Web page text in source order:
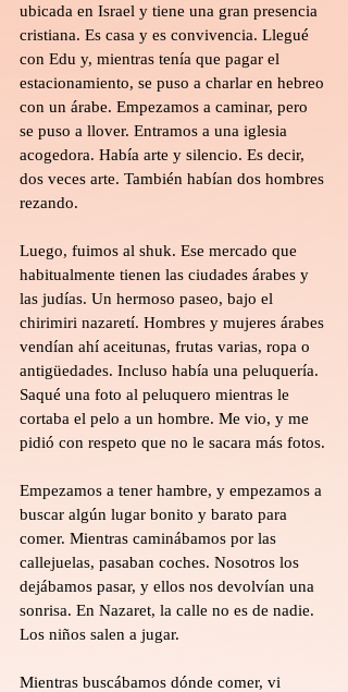
ubicada en Israel y tiene una gran presencia
cristiana. Es casa y es convivencia. Llegué
con Edu y, mientras tenía que pagar el
estacionamiento, se puso a charlar en hebreo
con un árabe. Empezamos a caminar, pero
se puso a llover. Entramos a una iglesia
acogedora. Había arte y silencio. Es decir,
dos veces arte. También habían dos hombres
rezando.
Luego, fuimos al shuk. Ese mercado que
habitualmente tienen las ciudades árabes y
las judías. Un hermoso paseo, bajo el
chirimiri nazaretí. Hombres y mujeres árabes
vendían ahí aceitunas, frutas varias, ropa o
antigüedades. Incluso había una peluquería.
Saqué una foto al peluquero mientras le
cortaba el pelo a un hombre. Me vio, y me
pidió con respeto que no le sacara más fotos.
Empezamos a tener hambre, y empezamos a
buscar algún lugar bonito y barato para
comer. Mientras caminábamos por las
callejuelas, pasaban coches. Nosotros los
dejábamos pasar, y ellos nos devolvían una
sonrisa. En Nazaret, la calle no es de nadie.
Los niños salen a jugar.
Mientras buscábamos dónde comer, vi